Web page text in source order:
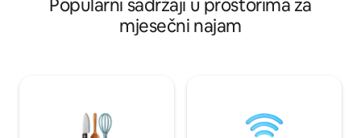
Popularni sadržaji u prostorima za
mjesečni najam